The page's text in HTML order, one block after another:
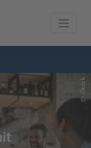
©
iStock